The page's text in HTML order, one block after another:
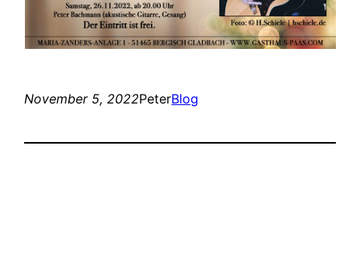
November 5, 2022PeterBlog